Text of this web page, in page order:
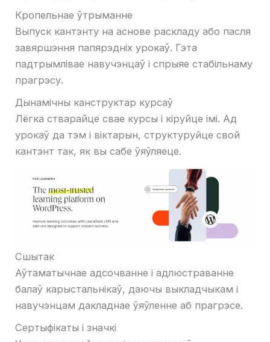
Кропельнае ўтрыманне
Выпуск кантэнту на аснове раскладу або пасля
завяршэння папярэдніх урокаў. Гэта
падтрымлівае навучэнцаў і спрыяе стабільнаму
прагрэсу.
Дынамічны канструктар курсаў
Лёгка стварайце свае курсы і кіруйце імі. Ад
урокаў да тэм і віктарын, структуруйце свой
кантэнт так, як вы сабе ўяўляеце.
Сшытак
Аўтаматычнае адсочванне і адлюстраванне
балаў карыстальнікаў, даючы выкладчыкам і
навучэнцам дакладнае ўяўленне аб прагрэсе.
Сертыфікаты і значкі